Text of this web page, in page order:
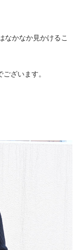
なかなか見かけるこ
ざいます。